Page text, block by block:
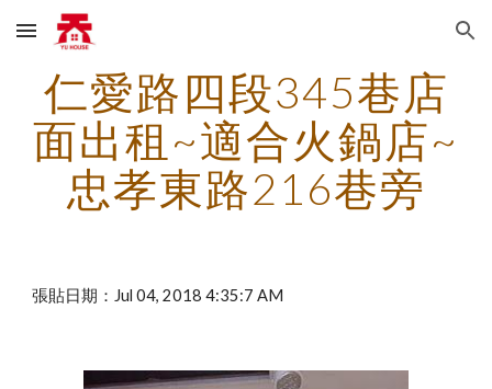
Skip to main content Skip to navigation
仁愛路四段345巷店
面出租~適合火鍋店~
忠孝東路216巷旁
張貼日期：Jul 04, 2018 4:35:7 AM